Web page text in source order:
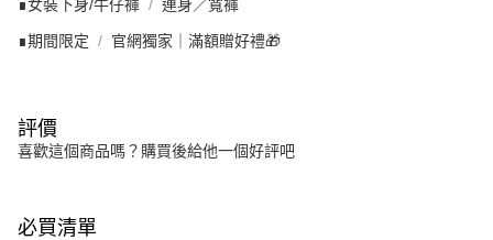
∎女裝下身/牛仔褲 連身／寬褲
∎期間限定 官網獨家｜滿額贈好禮🎁
評價
喜歡這個商品嗎？購買後給他一個好評吧
必買清單